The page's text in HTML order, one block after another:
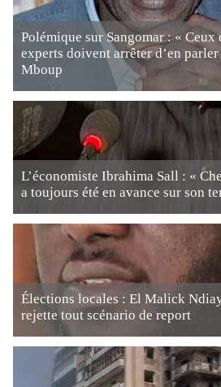
Polémique sur Sangomar : « Ceux
experts doivent arrêter d’en
Mboup
L’économiste Ibrahima Sall : «
a toujours été en avance sur son
Élections locales : El Malick
rejette tout scénario de report